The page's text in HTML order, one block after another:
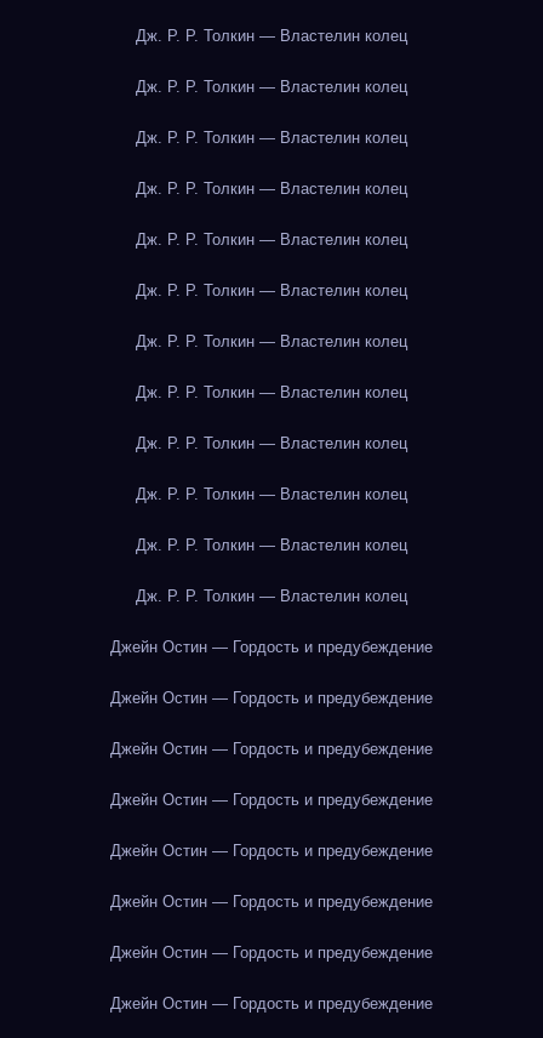
Дж. Р. Р. Толкин — Властелин колец
Дж. Р. Р. Толкин — Властелин колец
Дж. Р. Р. Толкин — Властелин колец
Дж. Р. Р. Толкин — Властелин колец
Дж. Р. Р. Толкин — Властелин колец
Дж. Р. Р. Толкин — Властелин колец
Дж. Р. Р. Толкин — Властелин колец
Дж. Р. Р. Толкин — Властелин колец
Дж. Р. Р. Толкин — Властелин колец
Дж. Р. Р. Толкин — Властелин колец
Дж. Р. Р. Толкин — Властелин колец
Дж. Р. Р. Толкин — Властелин колец
Джейн Остин — Гордость и предубеждение
Джейн Остин — Гордость и предубеждение
Джейн Остин — Гордость и предубеждение
Джейн Остин — Гордость и предубеждение
Джейн Остин — Гордость и предубеждение
Джейн Остин — Гордость и предубеждение
Джейн Остин — Гордость и предубеждение
Джейн Остин — Гордость и предубеждение